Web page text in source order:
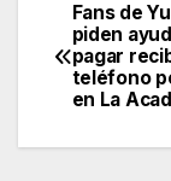
Post
Fans de
piden
pagar
teléfono
en La